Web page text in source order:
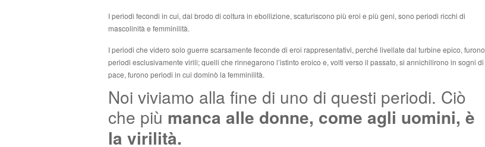
I periodi fecondi in cui, dal brodo di coltura in ebollizione, scaturiscono più eroi e più geni, sono periodi ricchi di
mascolinità e femminilità.
I periodi che videro solo guerre scarsamente feconde di eroi rappresentativi, perché livellate dal turbine epico, furono
periodi esclusivamente virili; quelli che rinnegarono l’istinto eroico e, volti verso il passato, si annichilirono in sogni di
pace, furono periodi in cui dominò la femminilità.
Noi viviamo alla fine di uno di questi periodi. Ciò
che più manca alle donne, come agli uomini, è
la virilità.